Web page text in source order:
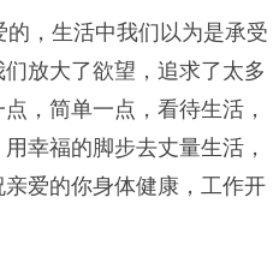
，生活中我们以为是承受
放大了欲望，追求了太多
，简单一点，看待生活，
幸福的脚步去丈量生活，
爱的你身体健康，工作开